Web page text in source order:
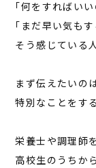
「何をすればい
「まだ早い気もす
そう感じている
まず伝えたいのは
特別なことをす
栄養士や調理師
高校生のうちか